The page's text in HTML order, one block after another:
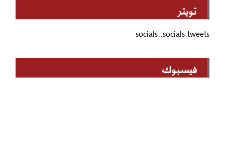
تويتر
socials::socials.tweets
فيسبوك